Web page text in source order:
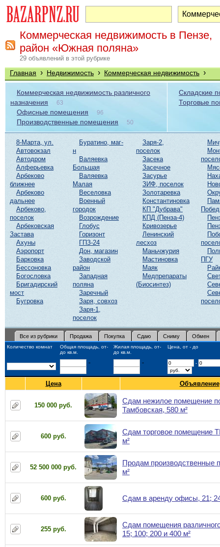
Коммерческая недвижимость в Пензе,
район «Южная поляна»
29 объявлений в этой рубрике
Главная › Недвижимость › Коммерческая недвижимость ›
Коммерческая недвижимость различного
назначения
63
Офисные помещения 96
Производственные помещения 50
Складские
Торговые
8-Марта, ул.
Автовокзал
Автодром
Алферьевка
Арбеково
ближнее
Арбеково
дальнее
Арбеково,
поселок
Арбековская
Застава
Ахуны
Аэропорт
Барковка
Бессоновка
Богословка
Бригадирский
мост
Бугровка
Буратино, маг-
н
Валяевка
Большая
Валяевка
Малая
Веселовка
Военный
городок
Возрождение
Глобус
Горизонт
ГПЗ-24
Дон, магазин
Заводской
район
Западная
поляна
Заречный
Заря, совхоз
Заря-1,
поселок
Заря-2,
поселок
Засека
Засечное
Засурье
ЗИФ, поселок
Золотаревка
Константиновка
КП "Дубрава"
КПД (Пенза-4)
Кривозерье
Ленинский
лесхоз
Маньчжурия
Мастиновка
Маяк
Медпрепараты
(Биосинтез)
ПГУ
Все из рубрики Продажа Покупка Сдаю Сниму Обмен
Количество комнат
Общая площадь, от-
до кв.м.
Жилая площадь, от-
до кв.м.
Цена, от - до
- - -
Цена Объявление
150 000 руб.
Сдам нежилое помещение
Тамбовская, 580 м²
600 руб.
Сдам торговое помещение
м²
52 500 000 руб.
Продам производственные
м²
600 руб. Сдам в аренду офисы, 21;
255 руб.
Сдам помещения
15; 100; 200 и 400 м²